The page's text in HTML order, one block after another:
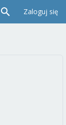
Zaloguj się